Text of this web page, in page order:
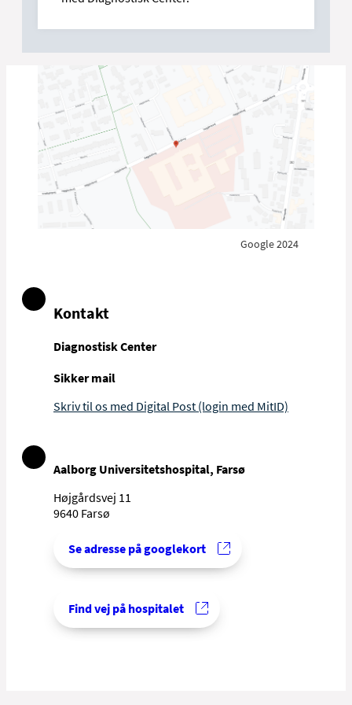
Google 2024
Kontakt
Diagnostisk Center
Sikker mail
Skriv til os med Digital Post (login med MitID)
Aalborg Universitetshospital, Farsø
Højgårdsvej 11
9640 Farsø
Se adresse på googlekort
Find vej på hospitalet